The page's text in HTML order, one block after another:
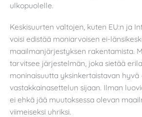
ulkopuolelle.
Keskisuurten valtojen, kuten EU:n ja
voisi edistää moniarvoisen ei-
maailmanjärjestyksen rakentamista.
tarvitsee järjestelmän, joka sietää
moninaisuutta yksinkertaistavan hyvä
vastakkainasettelun sijaan. Ilman
ei ehkä jää muutoksessa olevan
viimeiseksi uhriksi.